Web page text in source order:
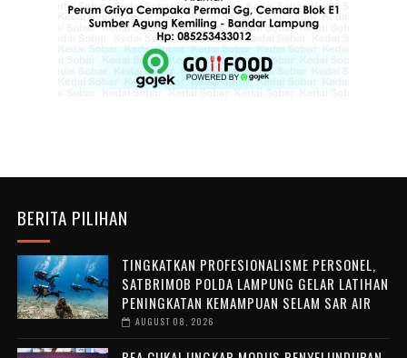
BERITA PILIHAN
TINGKATKAN PROFESIONALISME PERSONEL,
SATBRIMOB POLDA LAMPUNG GELAR LATIHAN
PENINGKATAN KEMAMPUAN SELAM SAR AIR
AUGUST 08, 2026